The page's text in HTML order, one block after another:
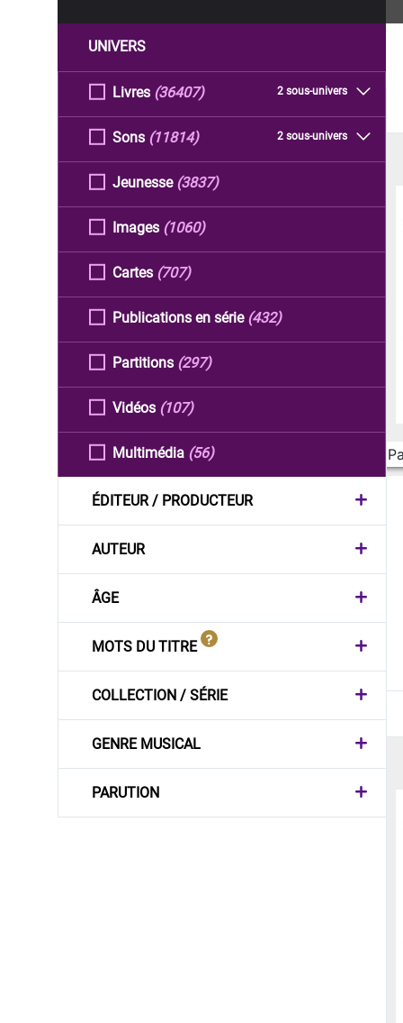
UNIVERS
Livres 2 sous-univers
(36407)
Sons 2 sous-univers
(11814)
Jeunesse (3837)
Images (1060)
Cartes (707)
Publications en série (432)
Partitions (297)
Vidéos (107)
Multimédia (56)
ÉDITEUR / PRODUCTEUR
AUTEUR
ÂGE
MOTS DU TITRE
COLLECTION / SÉRIE
GENRE MUSICAL
PARUTION